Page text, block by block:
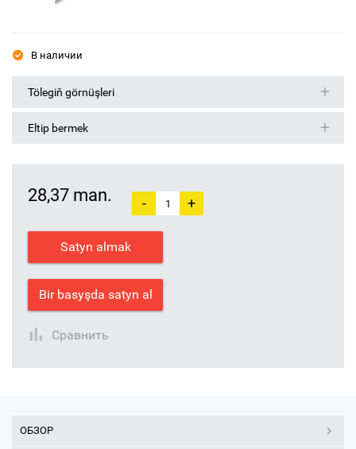
В наличии
Tölegiň görnüşleri
Eltip bermek
28,37 man. - +
Satyn almak
Bir basyşda satyn al
Сравнить
ОБЗОР